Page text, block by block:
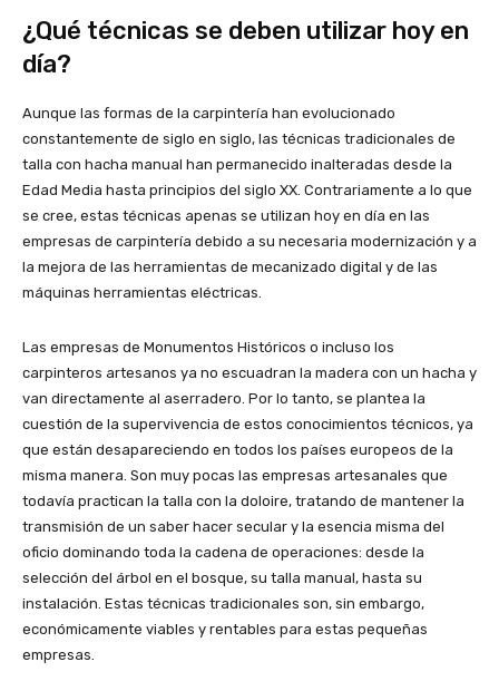
¿Qué técnicas se deben utilizar hoy en
día?
Aunque las formas de la carpintería han evolucionado
constantemente de siglo en siglo, las técnicas tradicionales de
talla con hacha manual han permanecido inalteradas desde la
Edad Media hasta principios del siglo XX. Contrariamente a lo que
se cree, estas técnicas apenas se utilizan hoy en día en las
empresas de carpintería debido a su necesaria modernización y a
la mejora de las herramientas de mecanizado digital y de las
máquinas herramientas eléctricas.
Las empresas de Monumentos Históricos o incluso los
carpinteros artesanos ya no escuadran la madera con un hacha y
van directamente al aserradero. Por lo tanto, se plantea la
cuestión de la supervivencia de estos conocimientos técnicos, ya
que están desapareciendo en todos los países europeos de la
misma manera. Son muy pocas las empresas artesanales que
todavía practican la talla con la doloire, tratando de mantener la
transmisión de un saber hacer secular y la esencia misma del
oficio dominando toda la cadena de operaciones: desde la
selección del árbol en el bosque, su talla manual, hasta su
instalación. Estas técnicas tradicionales son, sin embargo,
económicamente viables y rentables para estas pequeñas
empresas.